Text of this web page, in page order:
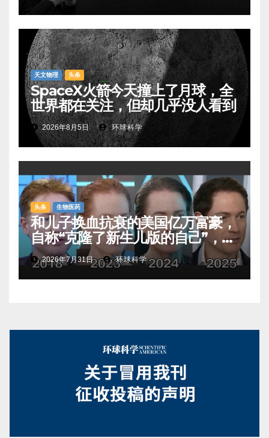
天文物理 头条
SpaceX火箭今天撞上了月球，全
世界都在关注，但却几乎没人看到
2026年8月5日 环球科学
头条 生物医药
和儿子换血抗衰的美国亿万富豪，
自称“克隆了新生儿版的自己”，真
相是……
2026年7月31日 环球科学